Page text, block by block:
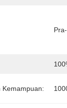
Kemampuan: